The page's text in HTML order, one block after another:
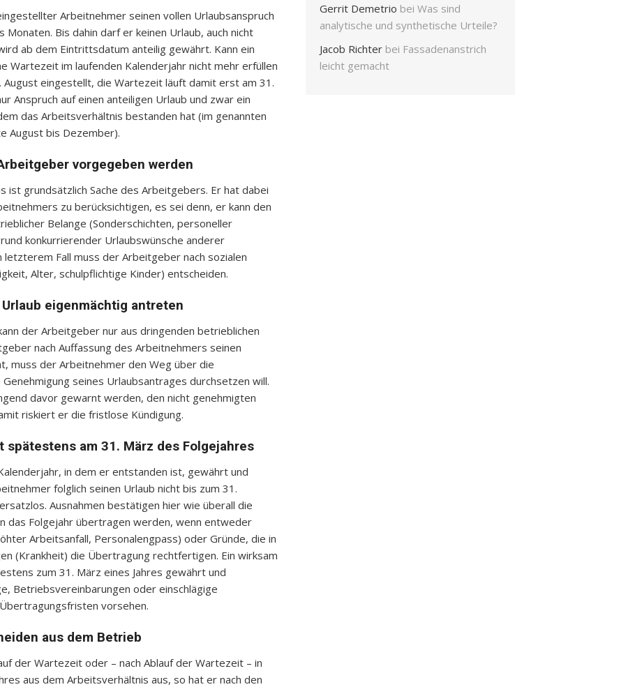
Arbeitnehmer seinen vollen Urlaubsanspruch
Bis dahin darf er keinen Urlaub, auch nicht
ab dem Eintrittsdatum anteilig gewährt. Kann ein
Wartezeit im laufenden Kalenderjahr nicht mehr erfüllen
August eingestellt, die Wartezeit läuft damit erst am 31.
Anspruch auf einen anteiligen Urlaub und zwar ein
das Arbeitsverhältnis bestanden hat (im genannten
August bis Dezember).
vorgegeben werden
ist grundsätzlich Sache des Arbeitgebers. Er hat dabei
zu berücksichtigen, es sei denn, er kann den
Belange (Sonderschichten, personeller
konkurrierender Urlaubswünsche anderer
letzterem Fall muss der Arbeitgeber nach sozialen
Alter, schulpflichtige Kinder) entscheiden.
eigenmächtig antreten
der Arbeitgeber nur aus dringenden betrieblichen
nach Auffassung des Arbeitnehmers seinen
muss der Arbeitnehmer den Weg über die
seines Urlaubsantrages durchsetzen will.
davor gewarnt werden, den nicht genehmigten
riskiert er die fristlose Kündigung.
spätestens am 31. März des Folgejahres
in dem er entstanden ist, gewährt und
folglich seinen Urlaub nicht bis zum 31.
Ausnahmen bestätigen hier wie überall die
das Folgejahr übertragen werden, wenn entweder
Arbeitsanfall, Personalengpass) oder Gründe, die in
(Krankheit) die Übertragung rechtfertigen. Ein wirksam
zum 31. März eines Jahres gewährt und
Betriebsvereinbarungen oder einschlägige
vorsehen.
aus dem Betrieb
der Wartezeit oder – nach Ablauf der Wartezeit – in
aus dem Arbeitsverhältnis aus, so hat er nach den
Gerrit Demetrio bei Was sind
analytische und synthetische Urteile?
Jacob Richter bei Fassadenanstrich
leicht gemacht